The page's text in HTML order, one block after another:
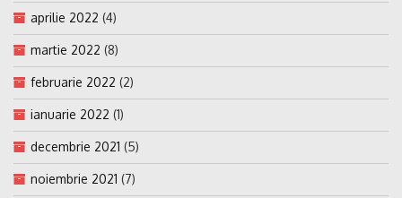
aprilie 2022 (4)
martie 2022 (8)
februarie 2022 (2)
ianuarie 2022 (1)
decembrie 2021 (5)
noiembrie 2021 (7)